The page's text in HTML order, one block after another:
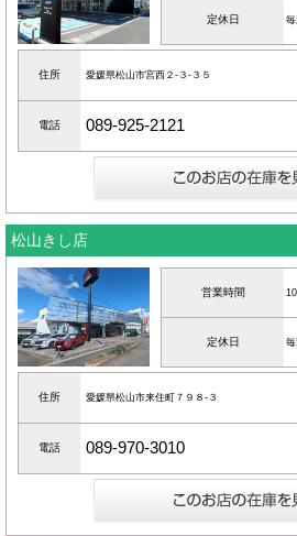
定休日
住所 愛媛県松山市宮西２‐３‐３５
電話 089-925-2121
松山きし店
営業時間
定休日
住所 愛媛県松山市来住町７９８‐３
電話 089-970-3010